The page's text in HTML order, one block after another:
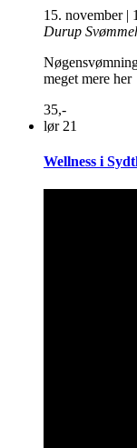
15. november |
Durup
meget mere her
35,-
lør 21
Wellness i